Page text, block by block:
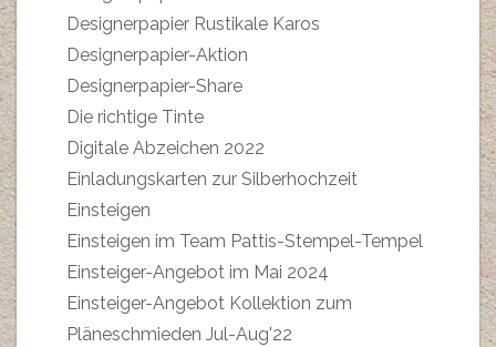
Designerpapier Rustikale Karos
Designerpapier-Aktion
Designerpapier-Share
Die richtige Tinte
Digitale Abzeichen 2022
Einladungskarten zur Silberhochzeit
Einsteigen
Einsteigen im Team Pattis-Stempel-Tempel
Einsteiger-Angebot im Mai 2024
Einsteiger-Angebot Kollektion zum
Pläneschmieden Jul-Aug'22